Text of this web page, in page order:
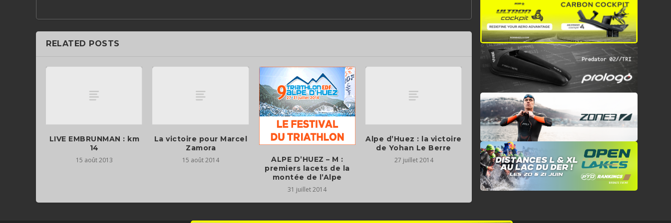
RELATED POSTS
LIVE EMBRUNMAN : km
14
15 août 2013
La victoire pour Marcel
Zamora
15 août 2014
ALPE D’HUEZ – M :
premiers lacets de la
montée de l’Alpe
31 juillet 2014
Alpe d’Huez : la victoire
de Yohan Le Berre
27 juillet 2014